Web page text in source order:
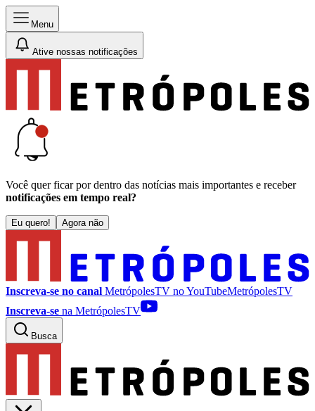
Menu
Ative nossas notificações
Você quer ficar por dentro das notícias mais importantes e receber
notificações em tempo real?
Eu quero! Agora não
Inscreva-se no canal MetrópolesTV noYouTubeMetrópolesTV
Inscreva-se na MetrópolesTV
Busca